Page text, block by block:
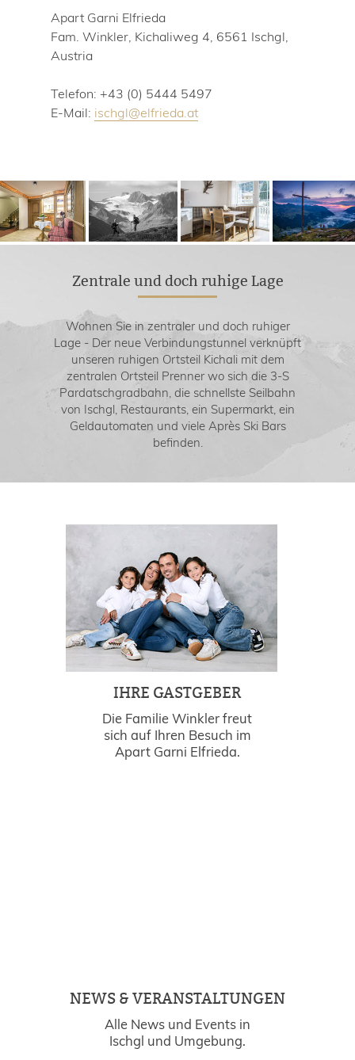
Apart Garni Elfrieda
Fam. Winkler, Kichaliweg 4, 6561 Ischgl,
Austria
Telefon: +43 (0) 5444 5497
E-Mail: ischgl@elfrieda.at
Zentrale und doch ruhige Lage
Wohnen Sie in zentraler und doch ruhiger
Lage - Der neue Verbindungstunnel verknüpft
unseren ruhigen Ortsteil Kichali mit dem
zentralen Ortsteil Prenner wo sich die 3-S
Pardatschgradbahn, die schnellste Seilbahn
von Ischgl, Restaurants, ein Supermarkt, ein
Geldautomaten und viele Après Ski Bars
befinden.
IHRE GASTGEBER
Die Familie Winkler freut
sich auf Ihren Besuch im
Apart Garni Elfrieda.
NEWS & VERANSTALTUNGEN
Alle News und Events in
Ischgl und Umgebung.